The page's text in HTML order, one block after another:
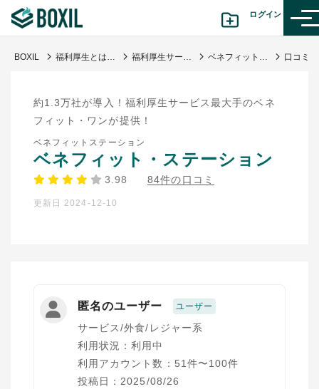
ログイン
診断から探す(β版)
記事から探す
BOXIL 福利厚生とは？種類・事例・おすすめ福利厚生サービスなど充実に役立つ情報まとめ 福利厚生サービス・代行会社 ベネフィット・ステーション
約1.3万社が導入！福利厚生サービス最大手のベネ
フィット・ワンが提供！
ベネフィットステーション
ベネフィット・ステーション
3.98 84件の口コミ
更新日 2024-12-10
匿名のユーザー ユーザー
サービス/外食/レジャー系
利用状況：利用中
利用アカウント数：51件〜100件
投稿日：2025/08/26